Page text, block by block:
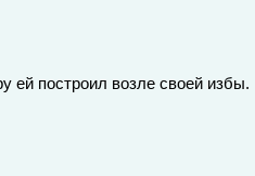
ей построил возле своей избы.